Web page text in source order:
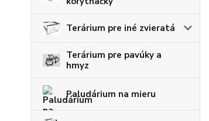
Terárium pre iné zvieratá
Terárium pre pavúky a
hmyz
Paludárium na mieru